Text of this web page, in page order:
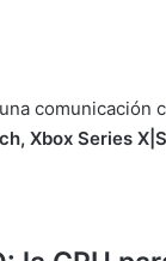
comunicación
Xbox Series